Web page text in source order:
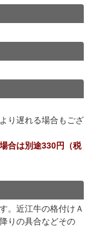
り遅れる場合もござ
合は別途330円（税
。近江牛の格付けＡ
りの具合などその